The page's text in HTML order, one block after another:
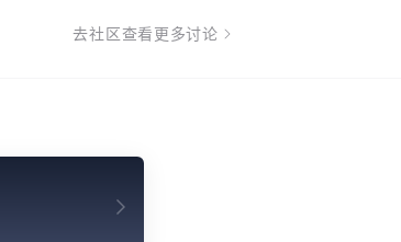
去社区查看更多讨论